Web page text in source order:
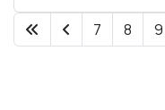
7 8 9